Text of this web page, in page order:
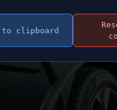
to clipboard